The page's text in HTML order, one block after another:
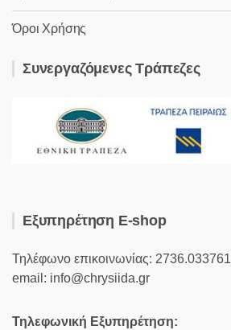
Όροι Χρήσης
Συνεργαζόμενες Τράπεζες
Εξυπηρέτηση E-shop
Τηλέφωνο επικοινωνίας: 2736.033761
email: info@chrysiida.gr
Τηλεφωνική Εξυπηρέτηση: